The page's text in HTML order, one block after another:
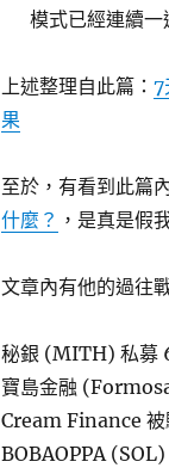
模式已經連續
上述整理自此篇： 7
果
至於，有看到此篇
什麼？ ，是真是假
文章內有他的過往
秘銀 (MITH) 私募
寶島金融
Cream Finance
BOBAOPPA